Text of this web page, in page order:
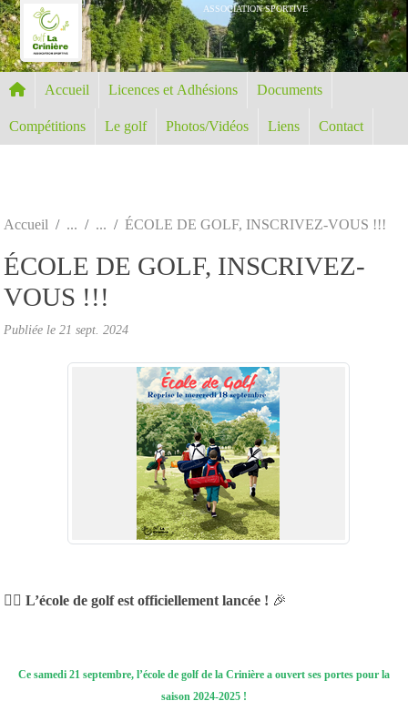
ASSOCIATION SPORTIVE
Accueil Licences et Adhésions Documents
Compétitions Le golf Photos/Vidéos Liens Contact
Accueil ÉCOLE DE GOLF, INSCRIVEZ-VOUS !!!
ÉCOLE DE GOLF, INSCRIVEZ-
VOUS !!!
Publiée le 21 sept. 2024
🏌️‍♂️ L’école de golf est officiellement lancée ! 🎉
Ce samedi 21 septembre, l’école de golf de la Crinière a ouvert ses portes pour la
saison 2024-2025 !
Panneau de gestion des cookies